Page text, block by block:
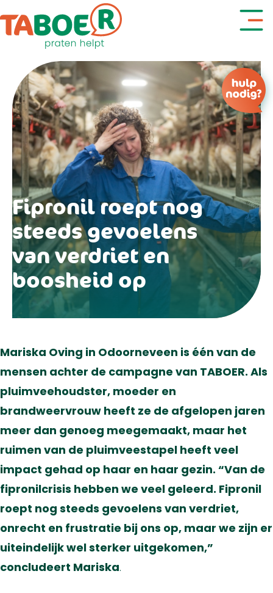
Fipronil roept nog
steeds gevoelens
van verdriet en
boosheid op
Mariska Oving in Odoorneveen is één van de
mensen achter de campagne van TABOER. Als
pluimveehoudster, moeder en
brandweervrouw heeft ze de afgelopen jaren
meer dan genoeg meegemaakt, maar het
ruimen van de pluimveestapel heeft veel
impact gehad op haar en haar gezin. “Van de
fipronilcrisis hebben we veel geleerd. Fipronil
roept nog steeds gevoelens van verdriet,
onrecht en frustratie bij ons op, maar we zijn er
uiteindelijk wel sterker uitgekomen,”
concludeert Mariska.